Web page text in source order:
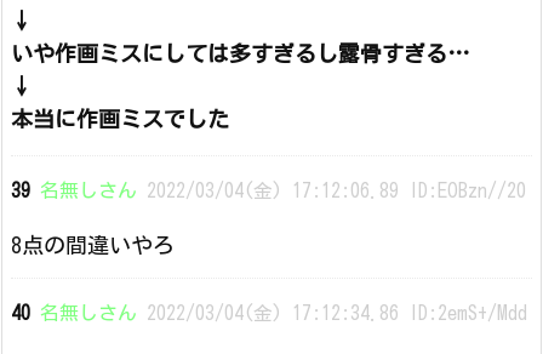
↓
いや作画ミスにしては多すぎるし露骨すぎる…
↓
本当に作画ミスでした
39 名無しさん 2022/03/04(金) 17:12:06.89 ID:EOBzn//20
8点の間違いやろ
40 名無しさん 2022/03/04(金) 17:12:34.86 ID:2emS+/Mdd